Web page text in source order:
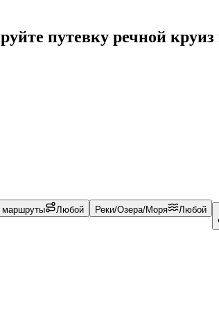
путевку речной круиз
маршруты Любой Реки/Озера/Моря Любой